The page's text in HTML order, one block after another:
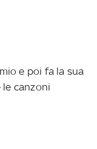
e poi fa la sua
le canzoni